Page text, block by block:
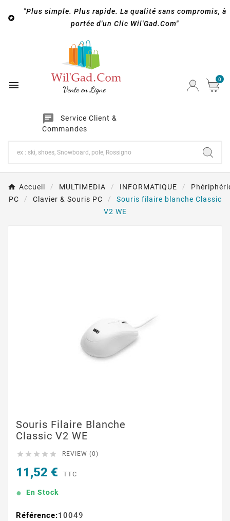

"Plus simple. Plus rapide. La qualité sans compromis, à
portée d'un Clic Wil'Gad.Com"

chat
Service Client &
Commandes
0
Accueil MULTIMEDIA INFORMATIQUE
PC
Clavier & Souris PC
Souris filaire blanche Classic
V2 WE
Souris Filaire Blanche
Classic V2 WE
     REVIEW (0)
11,52 € TTC
En Stock
Référence:10049